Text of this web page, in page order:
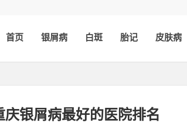
首页 银屑病 白斑 胎记 皮肤病
银屑病最好的医院排名